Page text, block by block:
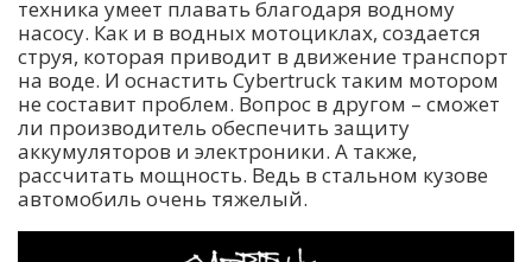
техника умеет плавать благодаря водному
насосу. Как и в водных мотоциклах, создается
струя, которая приводит в движение транспорт
на воде. И оснастить Cybertruck таким мотором
не составит проблем. Вопрос в другом – сможет
ли производитель обеспечить защиту
аккумуляторов и электроники. А также,
рассчитать мощность. Ведь в стальном кузове
автомобиль очень тяжелый.